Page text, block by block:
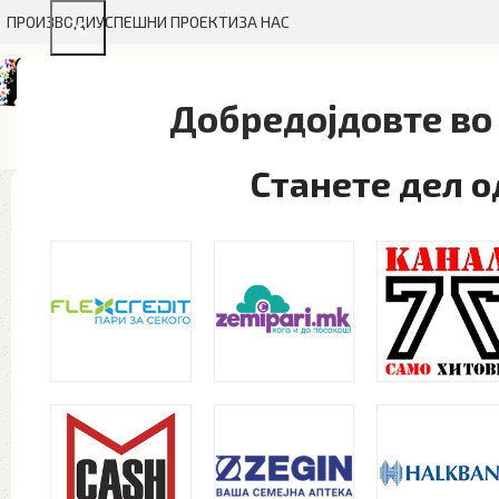
Добредојдовте
Станете дел
ПРОИЗВОДИУСПЕШНИ ПРОЕКТИЗА НАС
ГРАФИЧКИ ДИЗАЈН ТЕКСТИЛ МАЛ ФОРМАТ